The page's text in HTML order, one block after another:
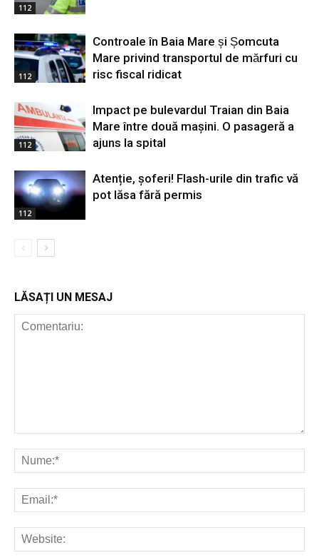
112
112
Controale în Baia Mare și Șomcuta
Mare privind transportul de mărfuri cu
risc fiscal ridicat
112
Impact pe bulevardul Traian din Baia
Mare între două mașini. O pasageră a
ajuns la spital
112
Atenție, șoferi! Flash-urile din trafic vă
pot lăsa fără permis
LĂSAȚI UN MESAJ